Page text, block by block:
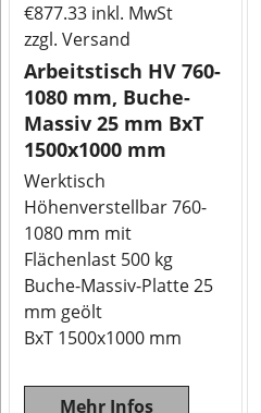
€877.33 inkl. MwSt
zzgl. Versand
Arbeitstisch HV 760-
1080 mm, Buche-
Massiv 25 mm BxT
1500x1000 mm
Werktisch
Höhenverstellbar 760-
1080 mm mit
Flächenlast 500 kg
Buche-Massiv-Platte 25
mm geölt
BxT 1500x1000 mm
Mehr Infos